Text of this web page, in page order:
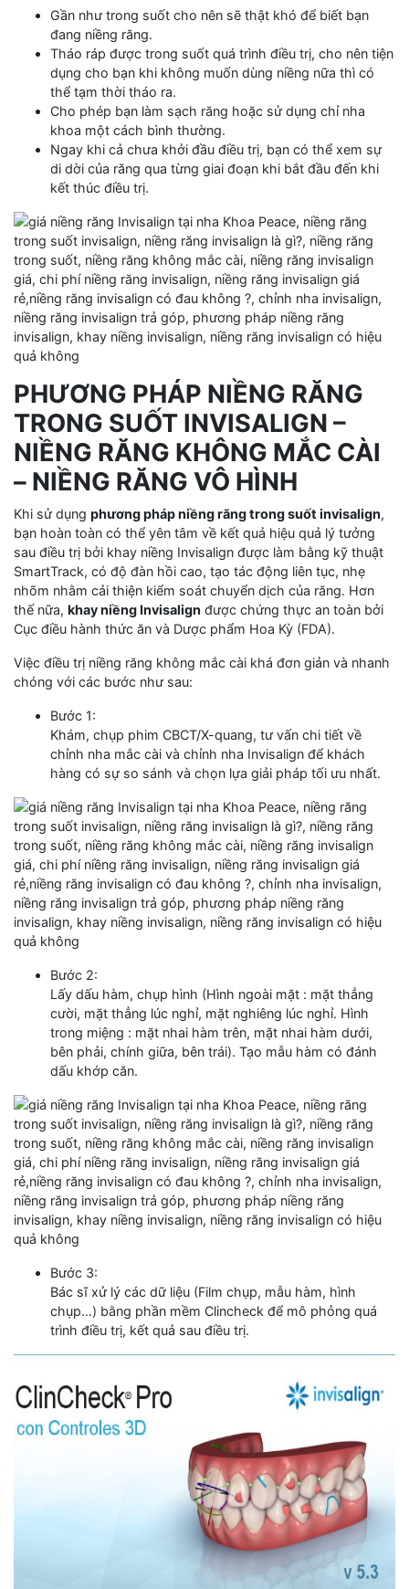
Gần như trong suốt cho nên sẽ thật khó để biết bạn
đang niềng răng.
Tháo ráp được trong suốt quá trình điều trị, cho nên tiện
dụng cho bạn khi không muốn dùng niềng nữa thì có
thể tạm thời tháo ra.
Cho phép bạn làm sạch răng hoặc sử dụng chỉ nha
khoa một cách bình thường.
Ngay khi cả chưa khởi đầu điều trị, bạn có thể xem sự
di dời của răng qua từng giai đoạn khi bắt đầu đến khi
kết thúc điều trị.
PHƯƠNG PHÁP NIỀNG RĂNG
TRONG SUỐT INVISALIGN –
NIỀNG RĂNG KHÔNG MẮC CÀI
– NIỀNG RĂNG VÔ HÌNH
Khi sử dụng phương pháp niềng răng trong suốt invisalign,
bạn hoàn toàn có thể yên tâm về kết quả hiệu quả lý tưởng
sau điều trị bởi khay niềng Invisalign được làm bằng kỹ thuật
SmartTrack, có độ đàn hồi cao, tạo tác động liên tục, nhẹ
nhõm nhằm cải thiện kiểm soát chuyển dịch của răng. Hơn
thế nữa, khay niềng Invisalign được chứng thực an toàn bởi
Cục điều hành thức ăn và Dược phẩm Hoa Kỳ (FDA).
Việc điều trị niềng răng không mắc cài khá đơn giản và nhanh
chóng với các bước như sau:
Bước 1:
Khám, chụp phim CBCT/X-quang, tư vấn chi tiết về
chỉnh nha mắc cài và chỉnh nha Invisalign để khách
hàng có sự so sánh và chọn lựa giải pháp tối ưu nhất.
Bước 2:
Lấy dấu hàm, chụp hình (Hình ngoài mặt : mặt thẳng
cười, mặt thẳng lúc nghỉ, mặt nghiêng lúc nghỉ. Hình
trong miệng : mặt nhai hàm trên, mặt nhai hàm dưới,
bên phải, chính giữa, bên trái). Tạo mẫu hàm có đánh
dấu khớp căn.
Bước 3:
Bác sĩ xử lý các dữ liệu (Film chụp, mẫu hàm, hình
chụp…) bằng phần mềm Clincheck để mô phỏng quá
trình điều trị, kết quả sau điều trị.